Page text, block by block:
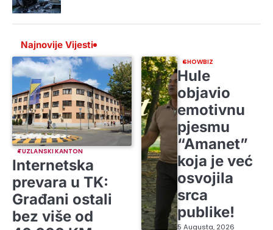
Najnovije Vijesti
TUZLANSKI KANTON
Internetska
prevara u TK:
Građani ostali
bez više od
SHOWBIZ
Hule
objavio
emotivnu
pjesmu
“Amanet”
koja je već
osvojila
srca
publike!
5 Augusta, 2026